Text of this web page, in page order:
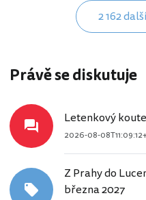
2 162
Právě se diskutuje
Letenkový
2026-08-
Z Prahy do
března 2027